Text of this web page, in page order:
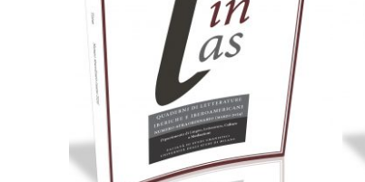
35,00
Aggiungi al carrello